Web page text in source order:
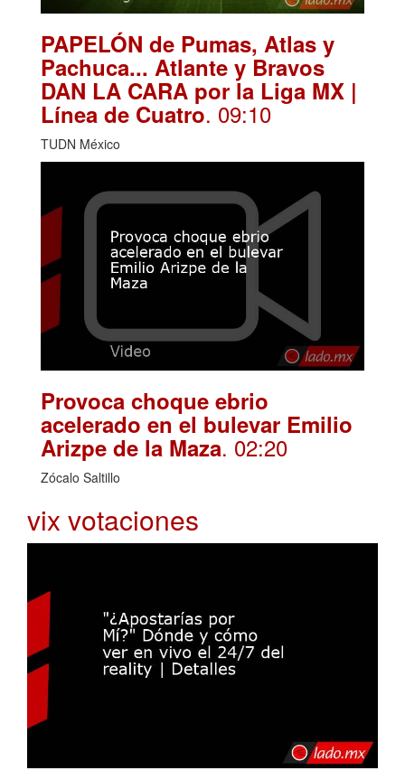
PAPELÓN de Pumas, Atlas y
Pachuca... Atlante y Bravos
DAN LA CARA por la Liga MX |
Línea de Cuatro. 09:10
TUDN México
Provoca choque ebrio
acelerado en el bulevar Emilio
Arizpe de la Maza. 02:20
Zócalo Saltillo
vix votaciones